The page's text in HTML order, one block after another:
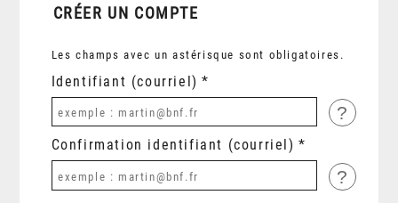
CRÉER UN COMPTE
Les champs avec un astérisque sont obligatoires.
Identifiant (courriel)
?
Confirmation identifiant (courriel)
?